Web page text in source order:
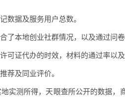
数据及服务用户总数。
了本地创业社群情况，以及通过问
可证代办的时效，材料的通过率以及
荐及同业评价。
实测所得，天眼查所公开的数据，